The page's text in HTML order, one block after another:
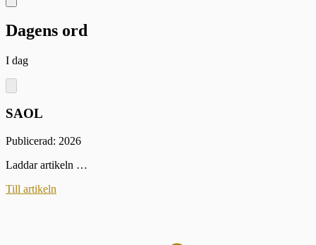
Dagens ord
I dag
SAOL
Publicerad: 2026
Laddar artikeln …
Till artikeln